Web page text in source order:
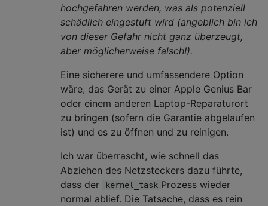
hochgefahren werden, was als potenziell
schädlich eingestuft wird (angeblich bin ich
von dieser Gefahr nicht ganz überzeugt,
aber möglicherweise falsch!).
Eine sicherere und umfassendere Option
wäre, das Gerät zu einer Apple Genius Bar
oder einem anderen Laptop-Reparaturort
zu bringen (sofern die Garantie abgelaufen
ist) und es zu öffnen und zu reinigen.
Ich war überrascht, wie schnell das
Abziehen des Netzsteckers dazu führte,
dass der
kernel_task Prozess wieder
normal ablief. Die Tatsache, dass es rein